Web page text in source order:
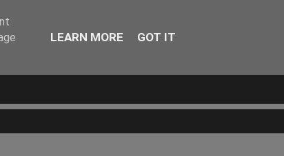
LEARN MORE GOT IT